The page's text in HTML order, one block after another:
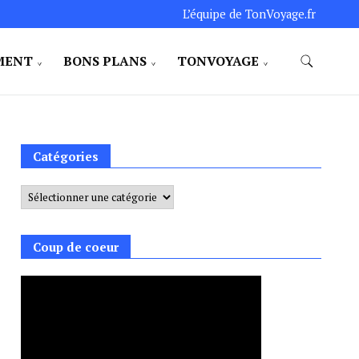
L’équipe de TonVoyage.fr
BONS PLANS TONVOYAGE
Catégories
Catégories
Coup de coeur